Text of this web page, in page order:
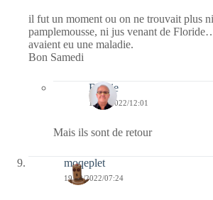
il fut un moment ou on ne trouvait plus
pamplemousse, ni jus venant de
avaient eu une maladie.
Bon Samedi
Bernie
19/02/2022/12:01
Mais ils sont de retour
moqeplet
19/02/2022/07:24